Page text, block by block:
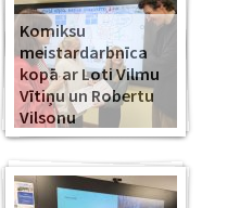
Komiksu
meistardarbnīca
kopā ar Loti Vilmu
Vītiņu un Robertu
Vilsonu